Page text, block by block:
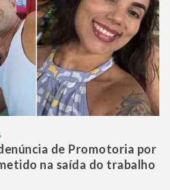
de Promotoria por
na saída do trabalho